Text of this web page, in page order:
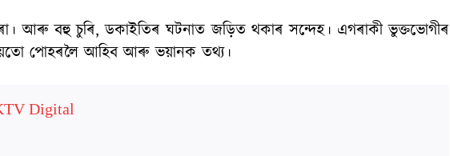
আৰু বহু চুৰি, ডকাইতিৰ ঘটনাত জড়িত থকাৰ সন্দেহ। এগৰাকী ভুক্তভোগীৰ
পোহৰলৈ আহিব আৰু ভয়ানক তথ্য।
Digital